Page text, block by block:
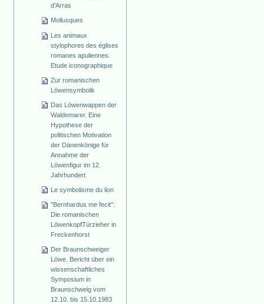
d’Arras
Mollusques
Les animaux
stylophores des églises
romanes apuliennes.
Etude iconographique
Zur romanischen
Löwensymbolik
Das Löwenwappen der
Waldemarer. Eine
Hypothese der
politischen Motivation
der Dänenkönige für
Annahme der
Löwenfigur im 12.
Jahrhundert
Le symbolisme du lion
"Bernhardus me fecit":
Die romanischen
Löwenkopf­Türzieher in
Freckenhorst
Der Braunschweiger
Löwe. Bericht über ein
wissenschaftliches
Symposium in
Braunschweig vom
12.10. bis 15.10.1983